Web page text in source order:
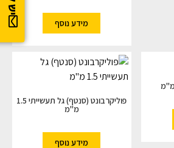
מידע נוסף
פוליקרבונט (סנטף) גל תעשייתי 1.5
מ"מ
מידע נוסף